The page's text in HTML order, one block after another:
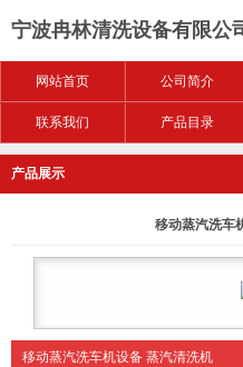
宁波冉林清洗设备有限公
网站首页 公司简介
联系我们 产品目录
产品展示
移动蒸汽洗车
移动蒸汽洗车机设备 蒸汽清洗机